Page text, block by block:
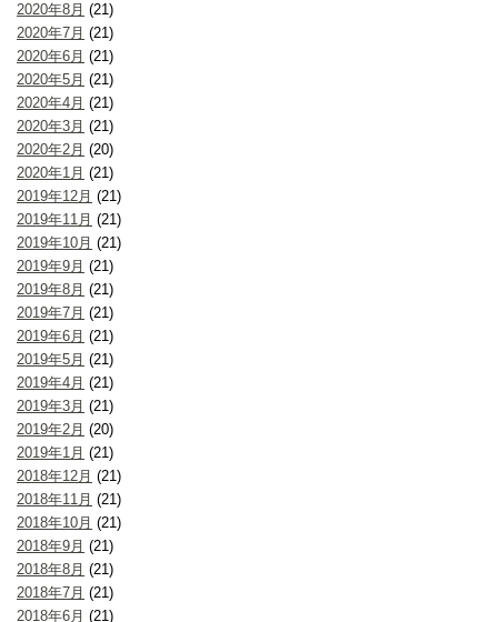
2020年8月 (21)
2020年7月 (21)
2020年6月 (21)
2020年5月 (21)
2020年4月 (21)
2020年3月 (21)
2020年2月 (20)
2020年1月 (21)
2019年12月 (21)
2019年11月 (21)
2019年10月 (21)
2019年9月 (21)
2019年8月 (21)
2019年7月 (21)
2019年6月 (21)
2019年5月 (21)
2019年4月 (21)
2019年3月 (21)
2019年2月 (20)
2019年1月 (21)
2018年12月 (21)
2018年11月 (21)
2018年10月 (21)
2018年9月 (21)
2018年8月 (21)
2018年7月 (21)
2018年6月 (21)